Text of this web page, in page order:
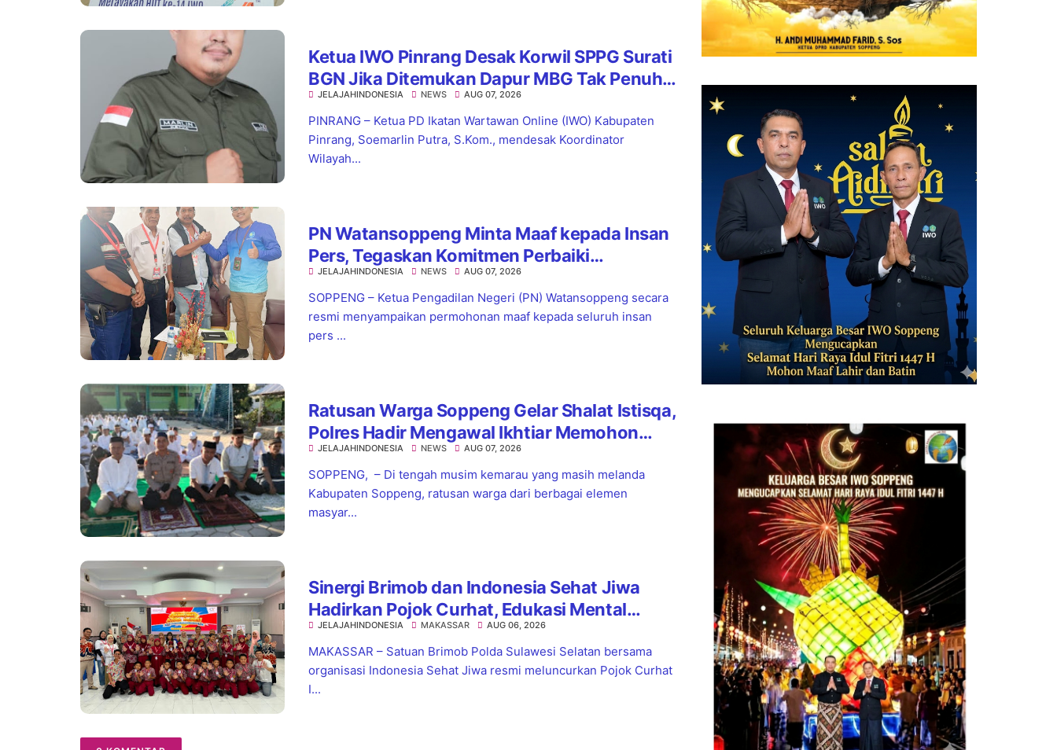
Ketua IWO Pinrang Desak Korwil SPPG Surati
BGN Jika Ditemukan Dapur MBG Tak Penuhi
Standar
JELAJAHINDONESIA NEWS AUG 07, 2026
PINRANG – Ketua PD Ikatan Wartawan Online (IWO) Kabupaten
Pinrang, Soemarlin Putra, S.Kom., mendesak Koordinator
Wilayah...
PN Watansoppeng Minta Maaf kepada Insan
Pers, Tegaskan Komitmen Perbaiki
Pelayanan
JELAJAHINDONESIA NEWS AUG 07, 2026
SOPPENG – Ketua Pengadilan Negeri (PN) Watansoppeng secara
resmi menyampaikan permohonan maaf kepada seluruh insan
pers ...
Ratusan Warga Soppeng Gelar Shalat Istisqa,
Polres Hadir Mengawal Ikhtiar Memohon
Turunnya Hujan
JELAJAHINDONESIA NEWS AUG 07, 2026
SOPPENG, – Di tengah musim kemarau yang masih melanda
Kabupaten Soppeng, ratusan warga dari berbagai elemen
masyar...
Sinergi Brimob dan Indonesia Sehat Jiwa
Hadirkan Pojok Curhat, Edukasi Mental
hingga Anti-Bullying
JELAJAHINDONESIA MAKASSAR AUG 06, 2026
MAKASSAR – Satuan Brimob Polda Sulawesi Selatan bersama
organisasi Indonesia Sehat Jiwa resmi meluncurkan Pojok Curhat
I...